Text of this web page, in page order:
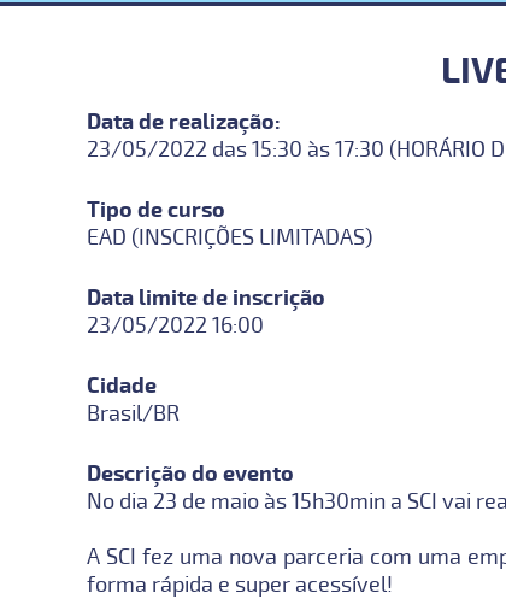
Data de realização:
23/05/2022 das 15:30 às 17:30 (HORÁRIO
Tipo de curso
EAD (INSCRIÇÕES LIMITADAS)
Data limite de inscrição
23/05/2022 16:00
Cidade
Brasil/BR
Descrição do evento
No dia 23 de maio às 15h30min a SCI vai
A SCI fez uma nova parceria com uma
forma rápida e super acessível!